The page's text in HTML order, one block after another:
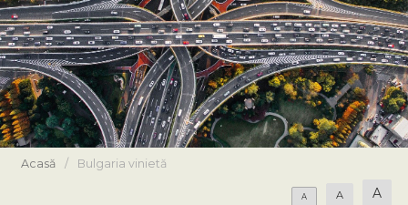
Acasă / Bulgaria vinietă
A A A